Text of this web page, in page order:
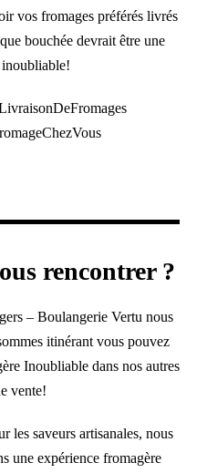
vos fromages préférés livrés
bouchée devrait être une
rencontrer ?
– Boulangerie Vertu nous
itinérant vous pouvez
Inoubliable dans nos autres
vente!
les saveurs artisanales, nous
une expérience fromagère